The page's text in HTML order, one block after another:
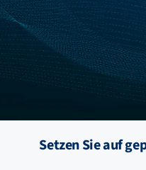
Setzen Sie auf